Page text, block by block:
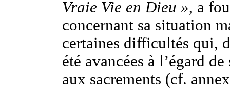
Vraie Vie en Dieu », a
concernant sa situation
certaines difficultés qui,
été avancées à l’égard
aux sacrements (cf.